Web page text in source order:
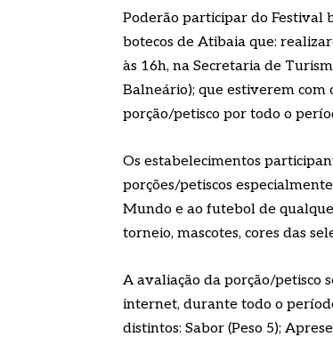
Poderão participar do Festival
botecos de Atibaia que:
às 16h, na Secretaria de
Balneário); que estiverem
porção/petisco por todo o
Os estabelecimentos
porções/petiscos
Mundo e ao futebol de
torneio, mascotes, cores das
A avaliação da porção/petisco
internet, durante todo o
distintos: Sabor (Peso 5);